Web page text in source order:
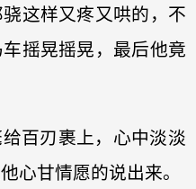
这样又疼又哄的，不
摇晃摇晃，最后他竟
百刃裹上，心中淡淡
心甘情愿的说出来。